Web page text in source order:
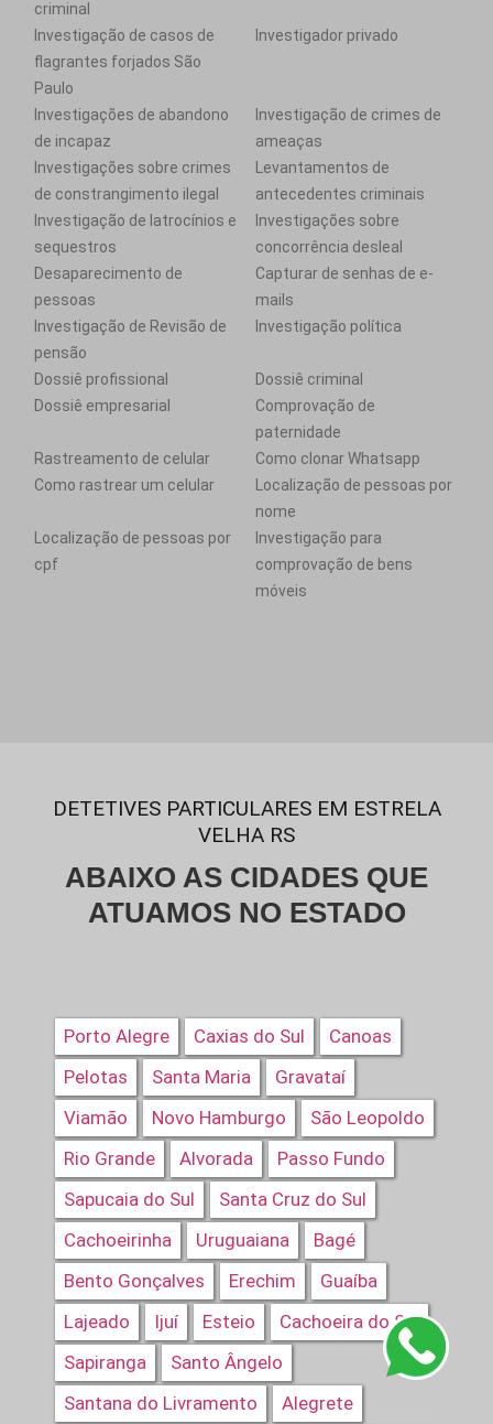
criminal
Investigação de casos de
flagrantes forjados São
Paulo
Investigador privado
Investigações de abandono
de incapaz
Investigação de crimes de
ameaças
Investigações sobre crimes
de constrangimento ilegal
Levantamentos de
antecedentes criminais
Investigação de latrocínios e
sequestros
Investigações sobre
concorrência desleal
Desaparecimento de
pessoas
Capturar de senhas de e-
mails
Investigação de Revisão de
pensão
Investigação política
Dossiê profissional
Dossiê criminal
Dossiê empresarial
Comprovação de
paternidade
Rastreamento de celular
Como clonar Whatsapp
Como rastrear um celular
Localização de pessoas por
nome
Localização de pessoas por
cpf
Investigação para
comprovação de bens
móveis
DETETIVES PARTICULARES EM ESTRELA
VELHA RS
ABAIXO AS CIDADES QUE
ATUAMOS NO ESTADO
Porto Alegre Caxias do Sul
Canoas
Pelotas
Santa Maria
Gravataí
Viamão
Novo Hamburgo
São Leopoldo
Rio Grande
Alvorada
Passo Fundo
Sapucaia do Sul
Santa Cruz do Sul
Cachoeirinha
Uruguaiana
Bagé
Bento Gonçalves
Erechim
Guaíba
Lajeado
Ijuí Esteio
Cachoeira do Sul
Sapiranga
Santo Ângelo
Santana do Livramento
Alegrete